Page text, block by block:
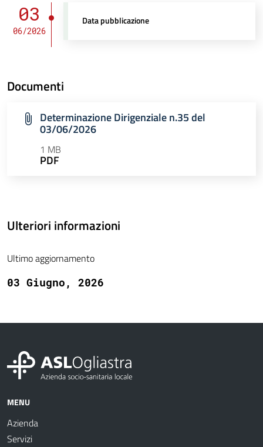
03
06/2026
Data pubblicazione
Documenti
Determinazione Dirigenziale n.35 del
03/06/2026
1 MB
PDF
Ulteriori informazioni
Ultimo aggiornamento
03 Giugno, 2026
MENU
Azienda
Servizi